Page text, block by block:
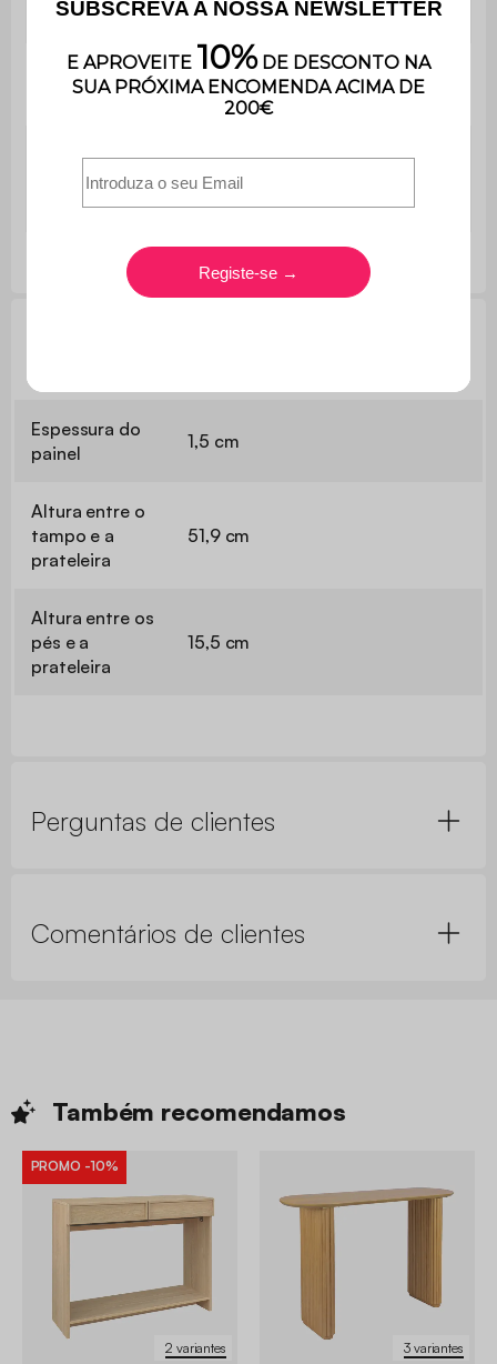
Prateleira C 98,5 x L 23,6 cm
Peso total máximo
suportado
40 kg
Peso máximo
suportado pela
prateleira
Espessura do
painel
1,5 cm
Altura entre o
tampo e a
prateleira
51,9 cm
Altura entre os
pés e a
prateleira
15,5 cm
Perguntas de clientes
Comentários de clientes
Também recomendamos
2 variantes
PROMO -10%
3 variantes